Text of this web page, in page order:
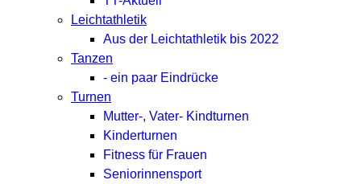
Leichtathletik
Aus der Leichtathletik bis 2022
Tanzen
- ein paar Eindrücke
Turnen
Mutter-, Vater- Kindturnen
Kinderturnen
Fitness für Frauen
Seniorinnensport